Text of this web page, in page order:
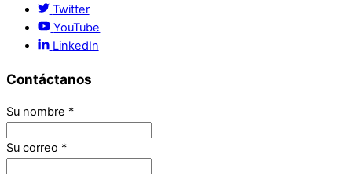
Twitter
YouTube
LinkedIn
Contáctanos
Su nombre *
Su correo *